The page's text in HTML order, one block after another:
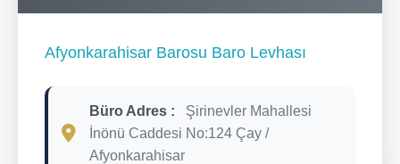
Afyonkarahisar Barosu Baro Levhası
Büro Adres :
Şirinevler Mahallesi
İnönü Caddesi No:124 Çay /
Afyonkarahisar